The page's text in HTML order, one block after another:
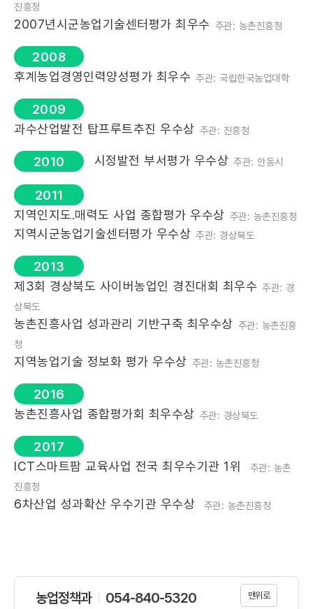
진흥청
2007년시군농업기술센터평가 최우수 주관: 농촌진흥청
2008
후계농업경영인력양성평가 최우수 주관: 국립한국농업대학
2009
과수산업발전 탑프루트추진 우수상 주관: 진흥청
2010 시정발전 부서평가 우수상 주관: 안동시
2011
지역인지도.매력도 사업 종합평가 우수상 주관: 농촌진흥청
지역시군농업기술센터평가 우수상 주관: 경상북도
2013
제3회 경상북도 사이버농업인 경진대회 최우수 주관: 경
상북도
농촌진흥사업 성과관리 기반구축 최우수상 주관: 농촌진흥
청
지역농업기술 정보화 평가 우수상 주관: 농촌진흥청
2016
농촌진흥사업 종합평가회 최우수상 주관: 경상북도
2017
ICT스마트팜 교육사업 전국 최우수기관 1위
주관: 농촌
진흥청
6차산업 성과확산 우수기관 우수상 주관: 농촌진흥청
농업정책과 054-840-5320 맨위로